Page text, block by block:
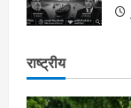
राष्ट्रीय